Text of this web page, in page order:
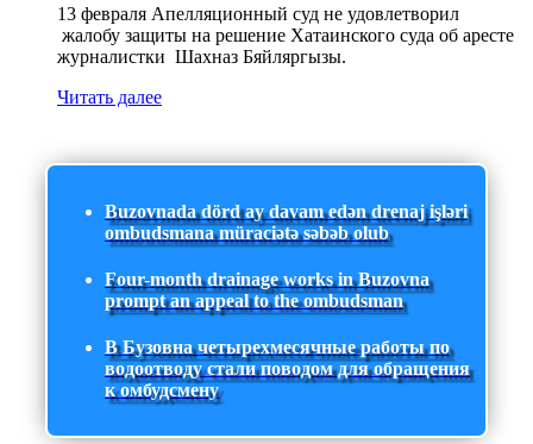
13 февраля Апелляционный суд не удовлетворил
жалобу защиты на решение Хатаинского суда об аресте
журналистки Шахназ Бяйляргызы.
Читать далее
Buzovnada dörd ay davam edən drenaj işləri
ombudsmana müraciətə səbəb olub
Four-month drainage works in Buzovna
prompt an appeal to the ombudsman
В Бузовна четырехмесячные работы по
водоотводу стали поводом для обращения
к омбудсмену